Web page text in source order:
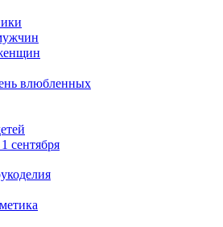
влюбленных
сентября